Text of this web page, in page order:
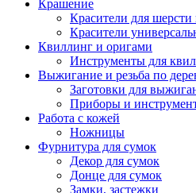
Крашение
Красители для
Красители
Квиллинг и оригами
Инструменты для
Выжигание и резьба по
Заготовки для
Приборы и
Работа с кожей
Ножницы
Фурнитура для сумок
Декор для сумок
Донце для сумок
Замки, застежки